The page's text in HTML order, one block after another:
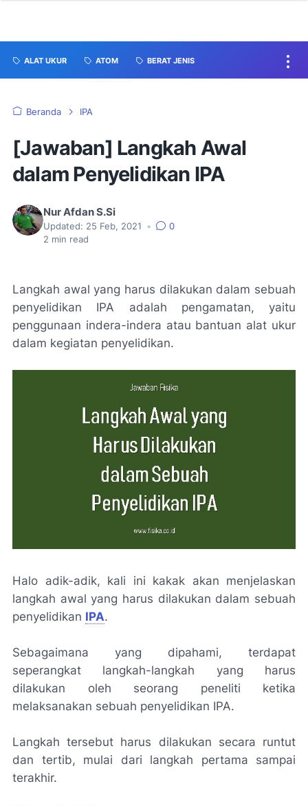
ALAT UKUR ATOM BERAT JENIS
Beranda IPA
[Jawaban] Langkah Awal
dalam Penyelidikan IPA
Nur Afdan S.Si
Updated: 25 Feb, 2021 •
0
2 min read
Langkah awal yang harus dilakukan dalam sebuah
penyelidikan IPA adalah pengamatan, yaitu
penggunaan indera-indera atau bantuan alat ukur
dalam kegiatan penyelidikan.
Halo adik-adik, kali ini kakak akan menjelaskan
langkah awal yang harus dilakukan dalam sebuah
penyelidikan IPA.
Sebagaimana yang dipahami, terdapat
seperangkat langkah-langkah yang harus
dilakukan oleh seorang peneliti ketika
melaksanakan sebuah penyelidikan IPA.
Langkah tersebut harus dilakukan secara runtut
dan tertib, mulai dari langkah pertama sampai
terakhir.